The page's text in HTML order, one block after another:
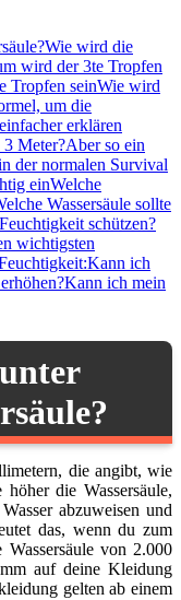
Wie wird die
wird der 3te Tropfen
Tropfen seinWie wird
um die
erklären
3 Meter?Aber so ein
der normalen Survival
einWelche
Wassersäule sollte
schützen?
wichtigsten
Kann ich
Kann ich mein
die angibt, wie
die Wassersäule,
abzuweisen und
das, wenn du zum
von 2.000
auf deine Kleidung
gelten ab einem